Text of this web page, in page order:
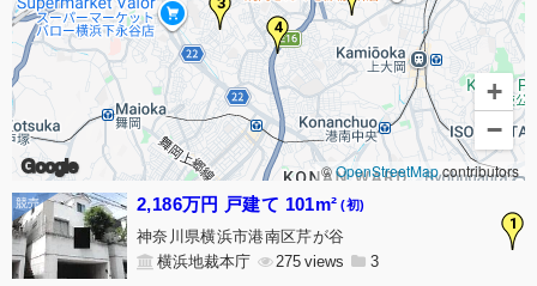
4
Google
+
−
©OpenStreetMapcontributors
1
2,186万円 戸建て 101m² (初)
神奈川県横浜市港南区芹が谷
横浜地裁本庁
275 3